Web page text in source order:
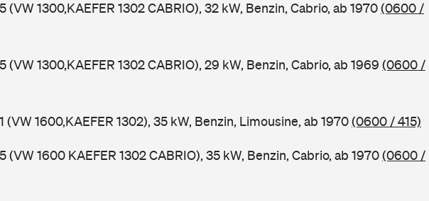
(VW 1300,KAEFER 1302 CABRIO), 32 kW, Benzin, Cabrio, ab 1970(0600 /
(VW 1300,KAEFER 1302 CABRIO), 29 kW, Benzin, Cabrio, ab 1969 (0600 /
(VW 1600,KAEFER 1302), 35 kW, Benzin, Limousine, ab 1970(0600 / 415)
(VW 1600 KAEFER 1302 CABRIO), 35 kW, Benzin, Cabrio, ab 1970(0600 /